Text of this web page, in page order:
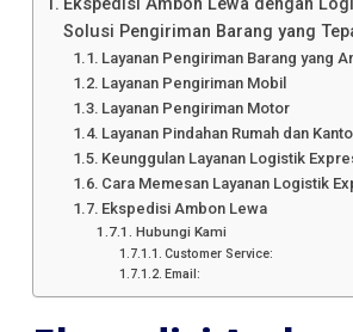
Ekspedisi Ambon Lewa dengan
Solusi Pengiriman Barang yang
Layanan Pengiriman Barang yang
Layanan Pengiriman Mobil
Layanan Pengiriman Motor
Layanan Pindahan Rumah dan
Keunggulan Layanan Logistik
Cara Memesan Layanan Logistik
Ekspedisi Ambon Lewa
Hubungi Kami
Customer Service:
Email: